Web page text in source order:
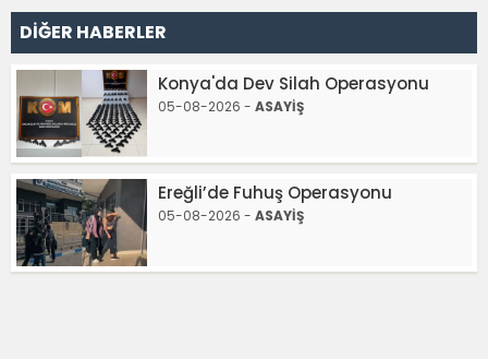
DİĞER HABERLER
Konya'da Dev Silah Operasyonu
05-08-2026 - ASAYİŞ
Ereğli’de Fuhuş Operasyonu
05-08-2026 - ASAYİŞ